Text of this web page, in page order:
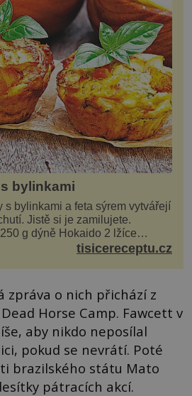
bylinkami
s bylinkami a feta sýrem vytvářejí
Jistě si je zamilujete.
g dýně Hokaido 2 lžíce
hrst nasekaných špen...
tisicereceptu.cz
zpráva o nich přichází z
Horse Camp. Fawcett v
aby nikdo neposílal
pokud se nevrátí. Poté
brazilského státu Mato
pátracích akcí.